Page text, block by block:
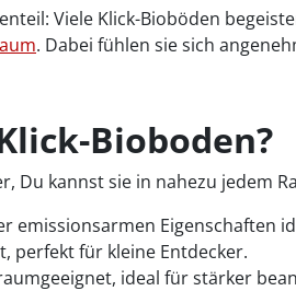
Viele Klick-Bioböden
. Dabei fühlen sie sich
Bioboden?
Du kannst sie in nahezu jedem
emissionsarmen Eigenschaften
perfekt für kleine Entdecker.
ideal für stärker